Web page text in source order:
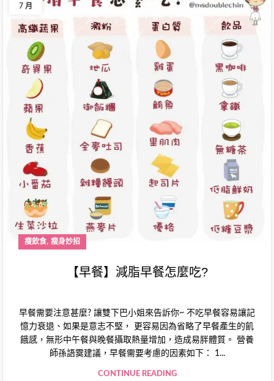
7 月
瘦飲食, 瘦身妙招
【早餐】減脂早餐怎麼吃?
早餐需要注意甚麼? 讓雙下巴小姐來告訴你~ 不吃早餐容易讓記
憶力衰退、如果是意志不堅， 更容易因為省略了早餐產生的飢
餓感，無形中午餐與晚餐攝取熱量增加，造成易胖體質。 營養
師孫語霙建議，早餐需要考慮的因素如下： 1...
CONTINUE READING